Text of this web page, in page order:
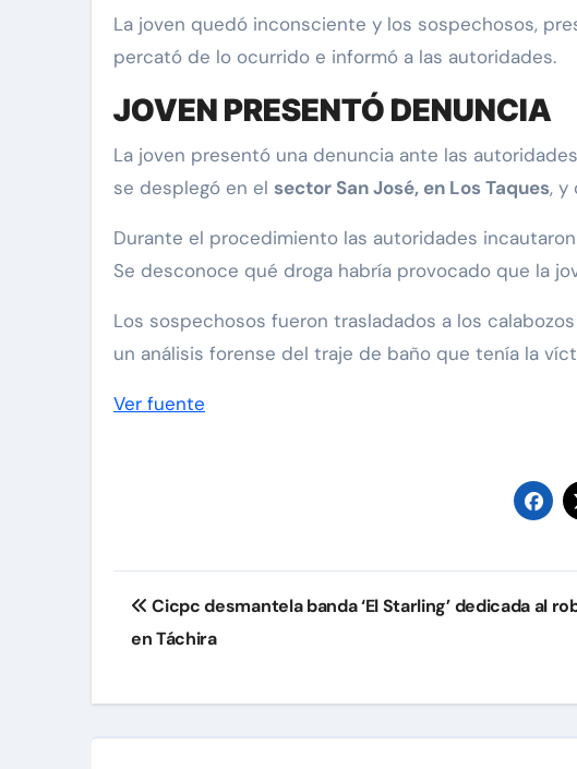
La joven quedó inconsciente y los sospechosos,
percató de lo ocurrido e informó a las autoridades.
JOVEN PRESENTÓ DENUNCIA
La joven presentó una denuncia ante las
se desplegó en el sector San José, en Los Taques, y
Durante el procedimiento las autoridades
Se desconoce qué droga habría provocado que la
Los sospechosos fueron trasladados a los
un análisis forense del traje de baño que tenía la
Ver fuente
Navegación
de
Cicpc desmantela banda ‘El Starling’ dedicada al
en Táchira